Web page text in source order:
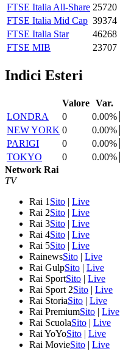
FTSE Italia All-Share 25720
FTSE Italia Mid Cap 39374
FTSE Italia Star
46268
FTSE MIB
23707
Indici Esteri
Valore Var.
LONDRA
0
0.00%
NEW YORK 0
0.00%
PARIGI
0
0.00%
TOKYO
0
0.00%
Network Rai
TV
Rai 1 Sito | Live
Rai 2Sito | Live
Rai 3Sito | Live
Rai 4Sito | Live
Rai 5Sito | Live
RainewsSito | Live
Rai GulpSito | Live
Rai SportSito | Live
Rai Sport 2Sito | Live
Rai StoriaSito | Live
Rai PremiumSito | Live
Rai ScuolaSito | Live
Rai YoYoSito | Live
Rai MovieSito | Live